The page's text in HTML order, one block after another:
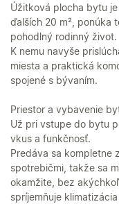
Úžitková plocha bytu
ďalších 20 m², ponúka
pohodlný rodinný život.
K nemu navyše
miesta a praktická
spojené s bývaním.
Priestor a vybavenie
Už pri vstupe do bytu
vkus a funkčnosť.
Predáva sa kompletne
spotrebičmi, takže sa
okamžite, bez
spríjemňuje